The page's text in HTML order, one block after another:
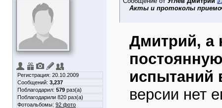
Регистрация: 20.10.2009
Сообщений: 3,237
Поблагодарил: 579 раз(а)
Поблагодарили 820 раз(а)
Фотоальбомы: 92 фото
Акты и протоколы
Дмитрий, а
версии нет